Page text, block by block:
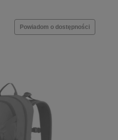
Powiadom o dostępności